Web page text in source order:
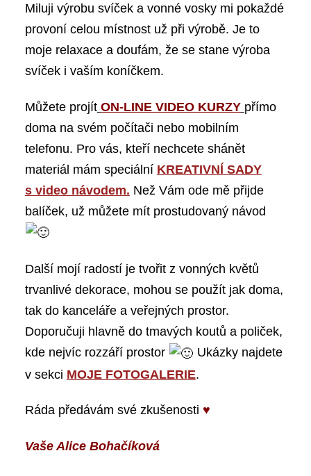
Miluji výrobu svíček a vonné vosky mi pokaždé
provoní celou místnost už při výrobě. Je to
moje relaxace a doufám, že se stane výroba
svíček i vaším koníčkem.
Můžete projít ON-LINE VIDEO KURZY přímo
doma na svém počítači nebo mobilním
telefonu. Pro vás, kteří nechcete shánět
materiál mám speciální KREATIVNÍ SADY
s video návodem. Než Vám ode mě přijde
balíček, už můžete mít prostudovaný návod
Další mojí radostí je tvořit z vonných květů
trvanlivé dekorace, mohou se použít jak doma,
tak do kanceláře a veřejných prostor.
Doporučuji hlavně do tmavých koutů a poliček,
kde nejvíc rozzáří prostor
Ukázky najdete
v sekci MOJE FOTOGALERIE.
Ráda předávám své zkušenosti ♥
Vaše Alice Bohačíková